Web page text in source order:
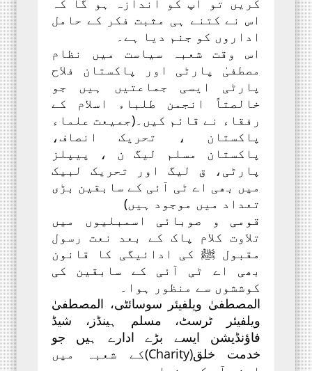
اس نے کتنے ہی مثبت فکر کے حامل
اداروں کو جنم دیا ہے۔
اس وقت شعبہ سیاست میں نظام
مصطفیٰ پارٹی اور پاکستان فلاح
پارٹی ایسی جماعتیں ہیں جو
خالصتاً انجمن طلباء اسلام کے
رفقاء نے قائم کیں۔(جمیعت علماء
پاکستان ، تحریک انصاف،
پاکستان مسلم لیگ ن ، پیپلز
پارٹی، ق لیگ اور تحریک لبیک
میں بھی اے ٹی آئی کے سابقین بڑی
تعداد میں موجود ہیں)
قومی و صوبائی اسمبلیوں میں
تلاوت کلام پاک کے بعد نعت رسول
مقبول ﷺ کی ادائیگی کا قانون
بھی اے ٹی آئی کے سابقین کی
کوششوں سے منظور ہوا۔
المصطفیٰ ویلفیئر سوسائٹی، المصطفیٰ
ویلفیئر ٹرسٹ، مسلم ہینڈز، شیڈ
فاؤنڈیشن ایسے بڑے ادارے ہیں جو
خدمت خلق(Charity)کے شعبہ میں